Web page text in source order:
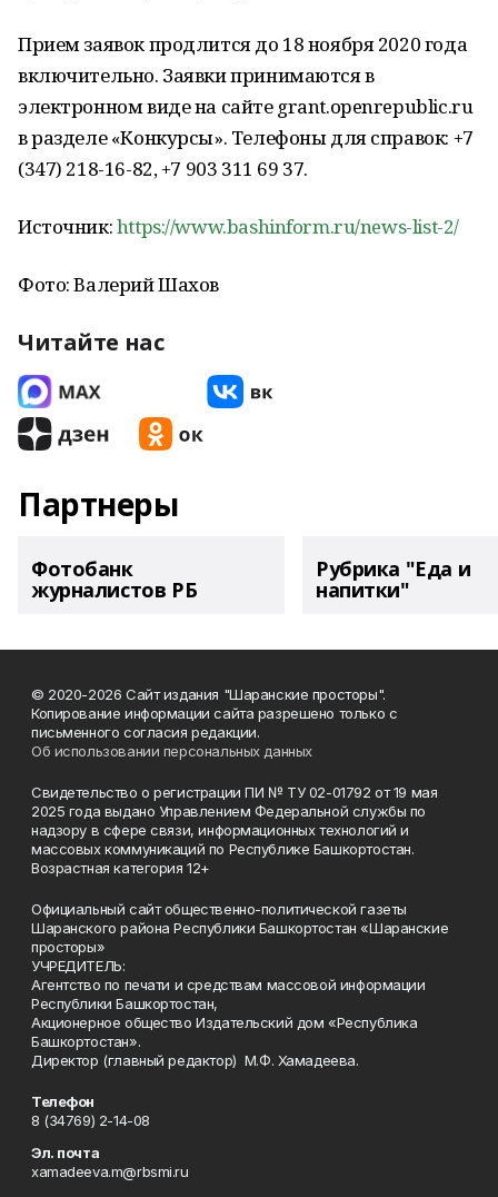
Прием заявок продлится до 18 ноября 2020 года
включительно. Заявки принимаются в
электронном виде на сайте grant.openrepublic.ru
в разделе «Конкурсы». Телефоны для справок: +7
(347) 218-16-82, +7 903 311 69 37.
Источник:https://www.bashinform.ru/news-list-2/
Фото: Валерий Шахов
Читайте нас
Партнеры
Фотобанк
журналистов РБ
Рубрика "Еда и
напитки"
© 2020-2026 Сайт издания "Шаранские просторы".
Копирование информации сайта разрешено только с
письменного согласия редакции.
Об использовании персональных данных
Свидетельство о регистрации ПИ № ТУ 02-01792 от 19 мая
2025 года выдано Управлением Федеральной службы по
надзору в сфере связи, информационных технологий и
массовых коммуникаций по Республике Башкортостан.
Возрастная категория 12+
Официальный сайт общественно-политической газеты
Шаранского района Республики Башкортостан «Шаранские
просторы»
УЧРЕДИТЕЛЬ:
Агентство по печати и средствам массовой информации
Республики Башкортостан,
Акционерное общество Издательский дом «Республика
Башкортостан».
Директор (главный редактор) М.Ф. Хамадеева.
Телефон
8 (34769) 2-14-08
Эл. почта
xamadeeva.m@rbsmi.ru